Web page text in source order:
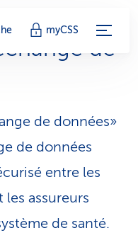
myCSS
de
de données»
de données
entre les
les assureurs
de santé.